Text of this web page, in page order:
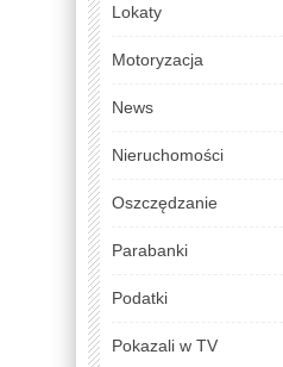
Lokaty
Motoryzacja
News
Nieruchomości
Oszczędzanie
Parabanki
Podatki
Pokazali w TV